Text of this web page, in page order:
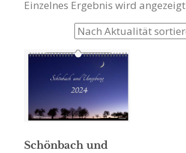
Einzelnes Ergebnis wird angezeigt
Schönbach und